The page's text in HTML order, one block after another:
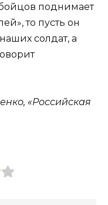
поднимает
то пусть он
солдат, а
«Российская